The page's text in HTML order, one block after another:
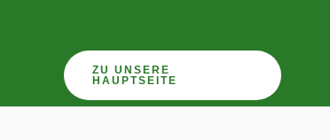
ZU UNSERE
HAUPTSEITE